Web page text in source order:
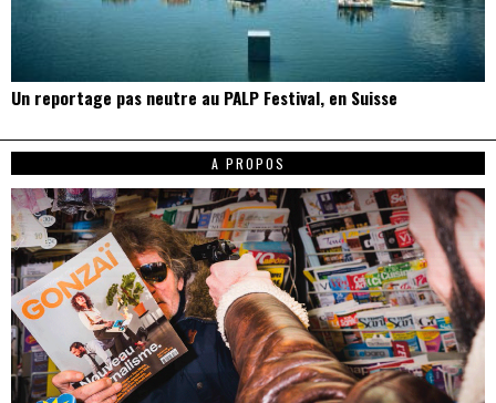
Un reportage pas neutre au PALP Festival, en Suisse
A PROPOS